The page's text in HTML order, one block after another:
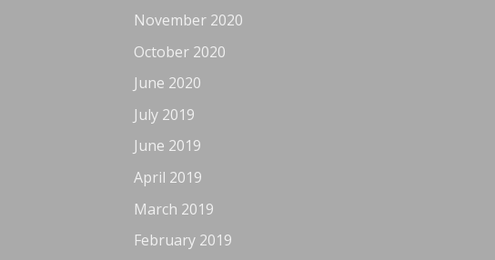
November 2020
October 2020
June 2020
July 2019
June 2019
April 2019
March 2019
February 2019